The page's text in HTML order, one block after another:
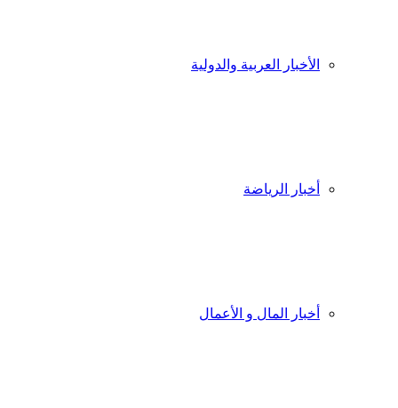
الأخبار العربية والدولية
أخبار الرياضة
أخبار المال و الأعمال